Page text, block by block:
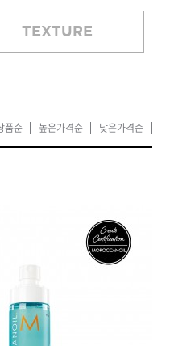
즈
TEXTURE
품순 높은가격순 낮은가격순